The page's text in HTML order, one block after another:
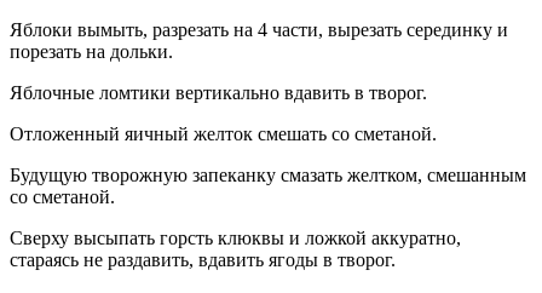
Яблоки вымыть, разрезать на 4 части, вырезать серединку и
порезать на дольки.
Яблочные ломтики вертикально вдавить в творог.
Отложенный яичный желток смешать со сметаной.
Будущую творожную запеканку смазать желтком, смешанным
со сметаной.
Сверху высыпать горсть клюквы и ложкой аккуратно,
стараясь не раздавить, вдавить ягоды в творог.